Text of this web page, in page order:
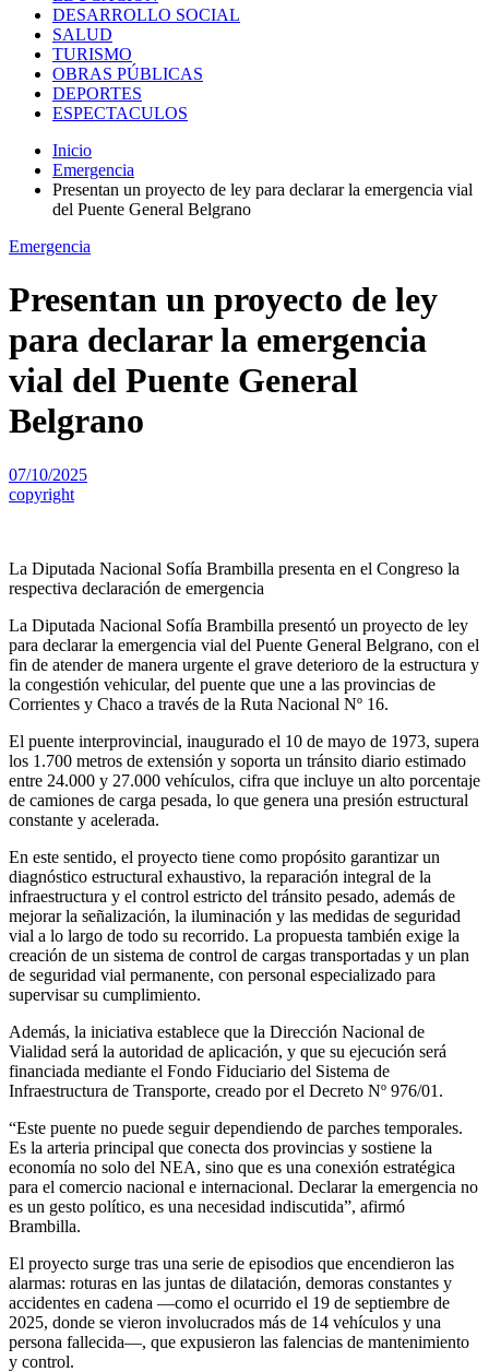
DESARROLLO SOCIAL
SALUD
TURISMO
OBRAS PÚBLICAS
DEPORTES
ESPECTACULOS
Inicio
Emergencia
Presentan un proyecto de ley para declarar la emergencia vial
del Puente General Belgrano
Emergencia
Presentan un proyecto de ley
para declarar la emergencia
vial del Puente General
Belgrano
07/10/2025
copyright
La Diputada Nacional Sofía Brambilla presenta en el Congreso la
respectiva declaración de emergencia
La Diputada Nacional Sofía Brambilla presentó un proyecto de ley
para declarar la emergencia vial del Puente General Belgrano, con el
fin de atender de manera urgente el grave deterioro de la estructura y
la congestión vehicular, del puente que une a las provincias de
Corrientes y Chaco a través de la Ruta Nacional Nº 16.
El puente interprovincial, inaugurado el 10 de mayo de 1973, supera
los 1.700 metros de extensión y soporta un tránsito diario estimado
entre 24.000 y 27.000 vehículos, cifra que incluye un alto porcentaje
de camiones de carga pesada, lo que genera una presión estructural
constante y acelerada.
En este sentido, el proyecto tiene como propósito garantizar un
diagnóstico estructural exhaustivo, la reparación integral de la
infraestructura y el control estricto del tránsito pesado, además de
mejorar la señalización, la iluminación y las medidas de seguridad
vial a lo largo de todo su recorrido. La propuesta también exige la
creación de un sistema de control de cargas transportadas y un plan
de seguridad vial permanente, con personal especializado para
supervisar su cumplimiento.
Además, la iniciativa establece que la Dirección Nacional de
Vialidad será la autoridad de aplicación, y que su ejecución será
financiada mediante el Fondo Fiduciario del Sistema de
Infraestructura de Transporte, creado por el Decreto Nº 976/01.
“Este puente no puede seguir dependiendo de parches temporales.
Es la arteria principal que conecta dos provincias y sostiene la
economía no solo del NEA, sino que es una conexión estratégica
para el comercio nacional e internacional. Declarar la emergencia no
es un gesto político, es una necesidad indiscutida”, afirmó
Brambilla.
El proyecto surge tras una serie de episodios que encendieron las
alarmas: roturas en las juntas de dilatación, demoras constantes y
accidentes en cadena —como el ocurrido el 19 de septiembre de
2025, donde se vieron involucrados más de 14 vehículos y una
persona fallecida—, que expusieron las falencias de mantenimiento
y control.